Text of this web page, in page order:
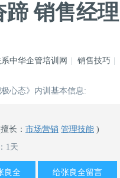
蹄 销售经
中华企管培训网 销售技巧
心态》内训基本信息:
长： 市场营销 管理技能 )
：1天
良全 给张良全留言